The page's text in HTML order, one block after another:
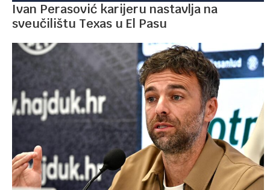
Ivan Perasović karijeru nastavlja na
sveučilištu Texas u El Pasu